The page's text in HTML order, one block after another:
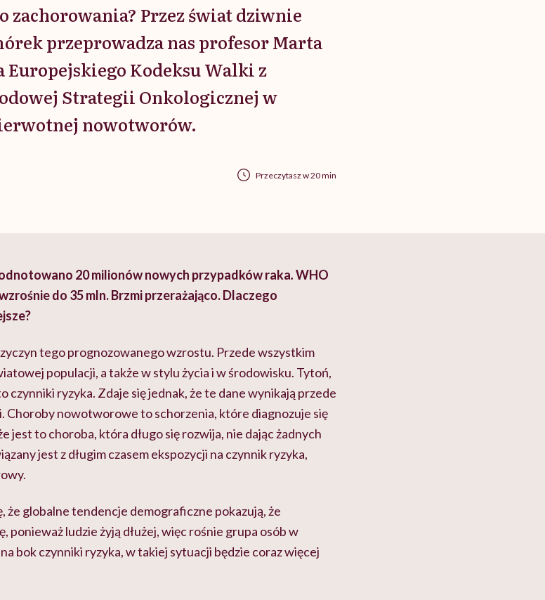
Przez świat dziwnie
przeprowadza nas profesor Marta
Europejskiego Kodeksu Walki z
Strategii Onkologicznej w
nowotworów.
Przeczytasz w 20 min
20 milionów nowych przypadków raka.WHO
do 35 mln. Brzmi przerażająco. Dlaczego
tego prognozowanego wzrostu. Przede wszystkim
populacji, a także w stylu życia i w środowisku. Tytoń,
czynniki ryzyka. Zdaje się jednak, że te dane wynikają przede
Choroby nowotworowe to schorzenia, które diagnozuje się
jest to choroba, która długo się rozwija, nie dając żadnych
jest z długim czasem ekspozycji na czynnik ryzyka,
że globalne tendencje demograficzne pokazują, że
ponieważ ludzie żyją dłużej, więc rośnie grupa osób w
bok czynniki ryzyka, w takiej sytuacji będzie coraz więcej